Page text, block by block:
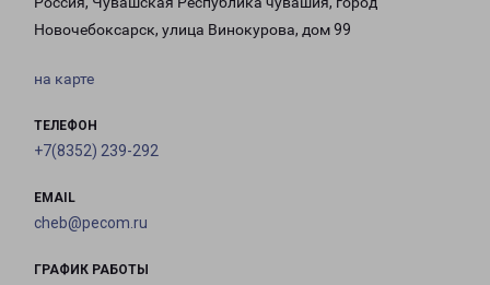
Новочебоксарск, улица Винокурова, дом 99
на карте
ТЕЛЕФОН
+7(8352) 239-292
EMAIL
cheb@pecom.ru
ГРАФИК РАБОТЫ